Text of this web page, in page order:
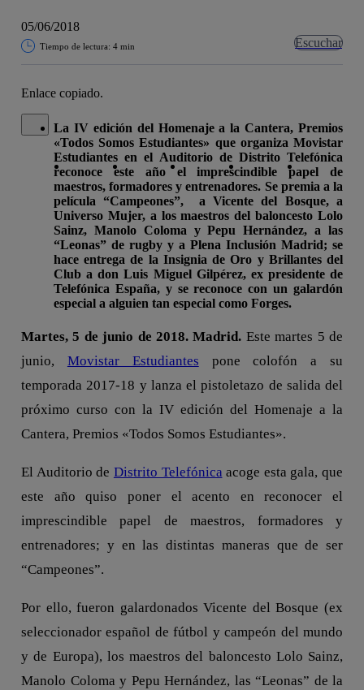
05/06/2018
Tiempo de lectura: 4 min Escuchar
Enlace copiado.
Cerrar mensaje de alerta
Copiar enlace
Copiar enlacefacebook twitter whatsapp linkedin
La IV edición del Homenaje a la Cantera, Premios
«Todos Somos Estudiantes» que organiza Movistar
Estudiantes en el Auditorio de Distrito Telefónica
reconoce este año el imprescindible papel de
maestros, formadores y entrenadores. Se premia a la
película “Campeones”, a Vicente del Bosque, a
Universo Mujer, a los maestros del baloncesto Lolo
Sainz, Manolo Coloma y Pepu Hernández, a las
“Leonas” de rugby y a Plena Inclusión Madrid; se
hace entrega de la Insignia de Oro y Brillantes del
Club a don Luis Miguel Gilpérez, ex presidente de
Telefónica España, y se reconoce con un galardón
especial a alguien tan especial como Forges.
Martes, 5 de junio de 2018. Madrid. Este martes 5 de
junio, Movistar Estudiantes pone colofón a su
temporada 2017-18 y lanza el pistoletazo de salida del
próximo curso con la IV edición del Homenaje a la
Cantera, Premios «Todos Somos Estudiantes».
El Auditorio de Distrito Telefónica acoge esta gala, que
este año quiso poner el acento en reconocer el
imprescindible papel de maestros, formadores y
entrenadores; y en las distintas maneras que de ser
“Campeones”.
Por ello, fueron galardonados Vicente del Bosque (ex
seleccionador español de fútbol y campeón del mundo
y de Europa), los maestros del baloncesto Lolo Sainz,
Manolo Coloma y Pepu Hernández, las “Leonas” de la